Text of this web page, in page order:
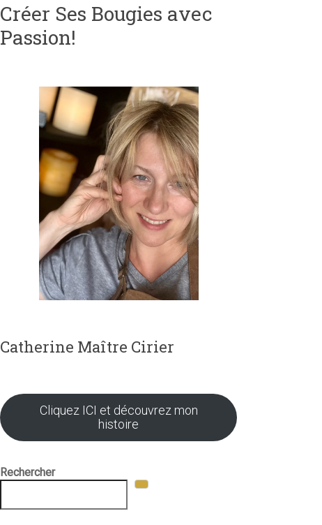
Créer Ses Bougies avec
Passion!
Catherine Maître Cirier
Cliquez ICI et découvrez mon
histoire
Rechercher